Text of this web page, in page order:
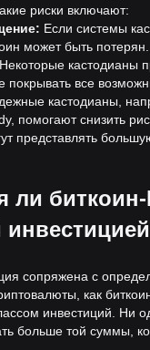
риски включают:
Если системы
может быть потерян.
Некоторые кастодианы
покрывать все
кастодианы,
помогают снизить
представлять
ли биткоин-
сопряжена с
как
инвестиций. Ни
больше той суммы,